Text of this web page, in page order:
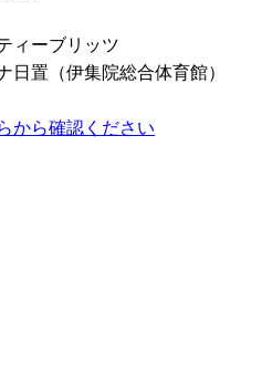
ィーブリッツ
日置（伊集院総合体育館）
から確認ください